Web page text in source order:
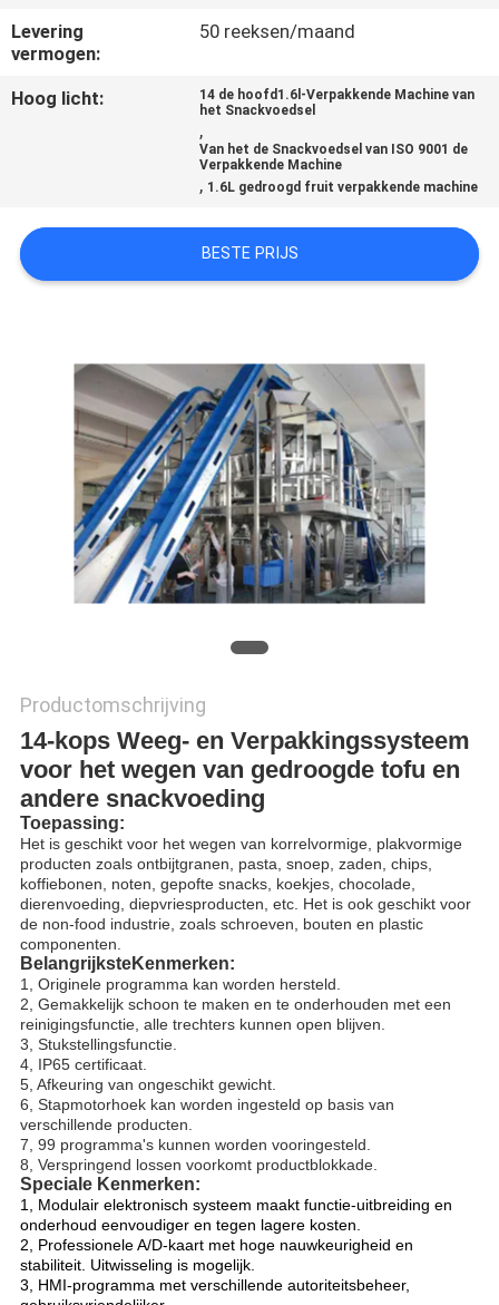
ONS
OP
GEVALLEN
OFFERTE
SITEMAP
PRIVACYBELEID
Levering
vermogen:
50 reeksen/maand
Hoog licht:
14 de hoofd1.6l-Verpakkende Machine van
het Snackvoedsel
,
Van het de Snackvoedsel van ISO 9001 de
Verpakkende Machine
, 1.6L gedroogd fruit verpakkende machine
BESTE PRIJS
Productomschrijving
14-kops Weeg- en Verpakkingssysteem
voor het wegen van gedroogde tofu en
andere snackvoeding
Toepassing:
Het is geschikt voor het wegen van korrelvormige, plakvormige
producten zoals ontbijtgranen, pasta, snoep, zaden, chips,
koffiebonen, noten, gepofte snacks, koekjes, chocolade,
dierenvoeding, diepvriesproducten, etc. Het is ook geschikt voor
de non-food industrie, zoals schroeven, bouten en plastic
componenten.
BelangrijksteKenmerken:
1, Originele programma kan worden hersteld.
2, Gemakkelijk schoon te maken en te onderhouden met een
reinigingsfunctie, alle trechters kunnen open blijven.
3, Stukstellingsfunctie.
4, IP65 certificaat.
5, Afkeuring van ongeschikt gewicht.
6, Stapmotorhoek kan worden ingesteld op basis van
verschillende producten.
7, 99 programma's kunnen worden vooringesteld.
8, Verspringend lossen voorkomt productblokkade.
Speciale Kenmerken:
1, Modulair elektronisch systeem maakt functie-uitbreiding en
onderhoud eenvoudiger en tegen lagere kosten.
2, Professionele A/D-kaart met hoge nauwkeurigheid en
stabiliteit. Uitwisseling is mogelijk.
3, HMI-programma met verschillende autoriteitsbeheer,